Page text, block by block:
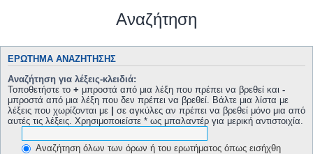
Αναζήτηση
ΕΡΏΤΗΜΑ ΑΝΑΖΉΤΗΣΗΣ
Αναζήτηση για λέξεις-κλειδιά:
Τοποθετήστε το + μπροστά από μια λέξη που πρέπει να βρεθεί και -
μπροστά από μια λέξη που δεν πρέπει να βρεθεί. Βάλτε μια λίστα με
λέξεις που χωρίζονται με | σε αγκύλες αν πρέπει να βρεθεί μόνο μια από
αυτές τις λέξεις. Χρησιμοποιείστε * ως μπαλαντέρ για μερική αντιστοιχία.
Αναζήτηση όλων των όρων ή του ερωτήματος όπως εισήχθη